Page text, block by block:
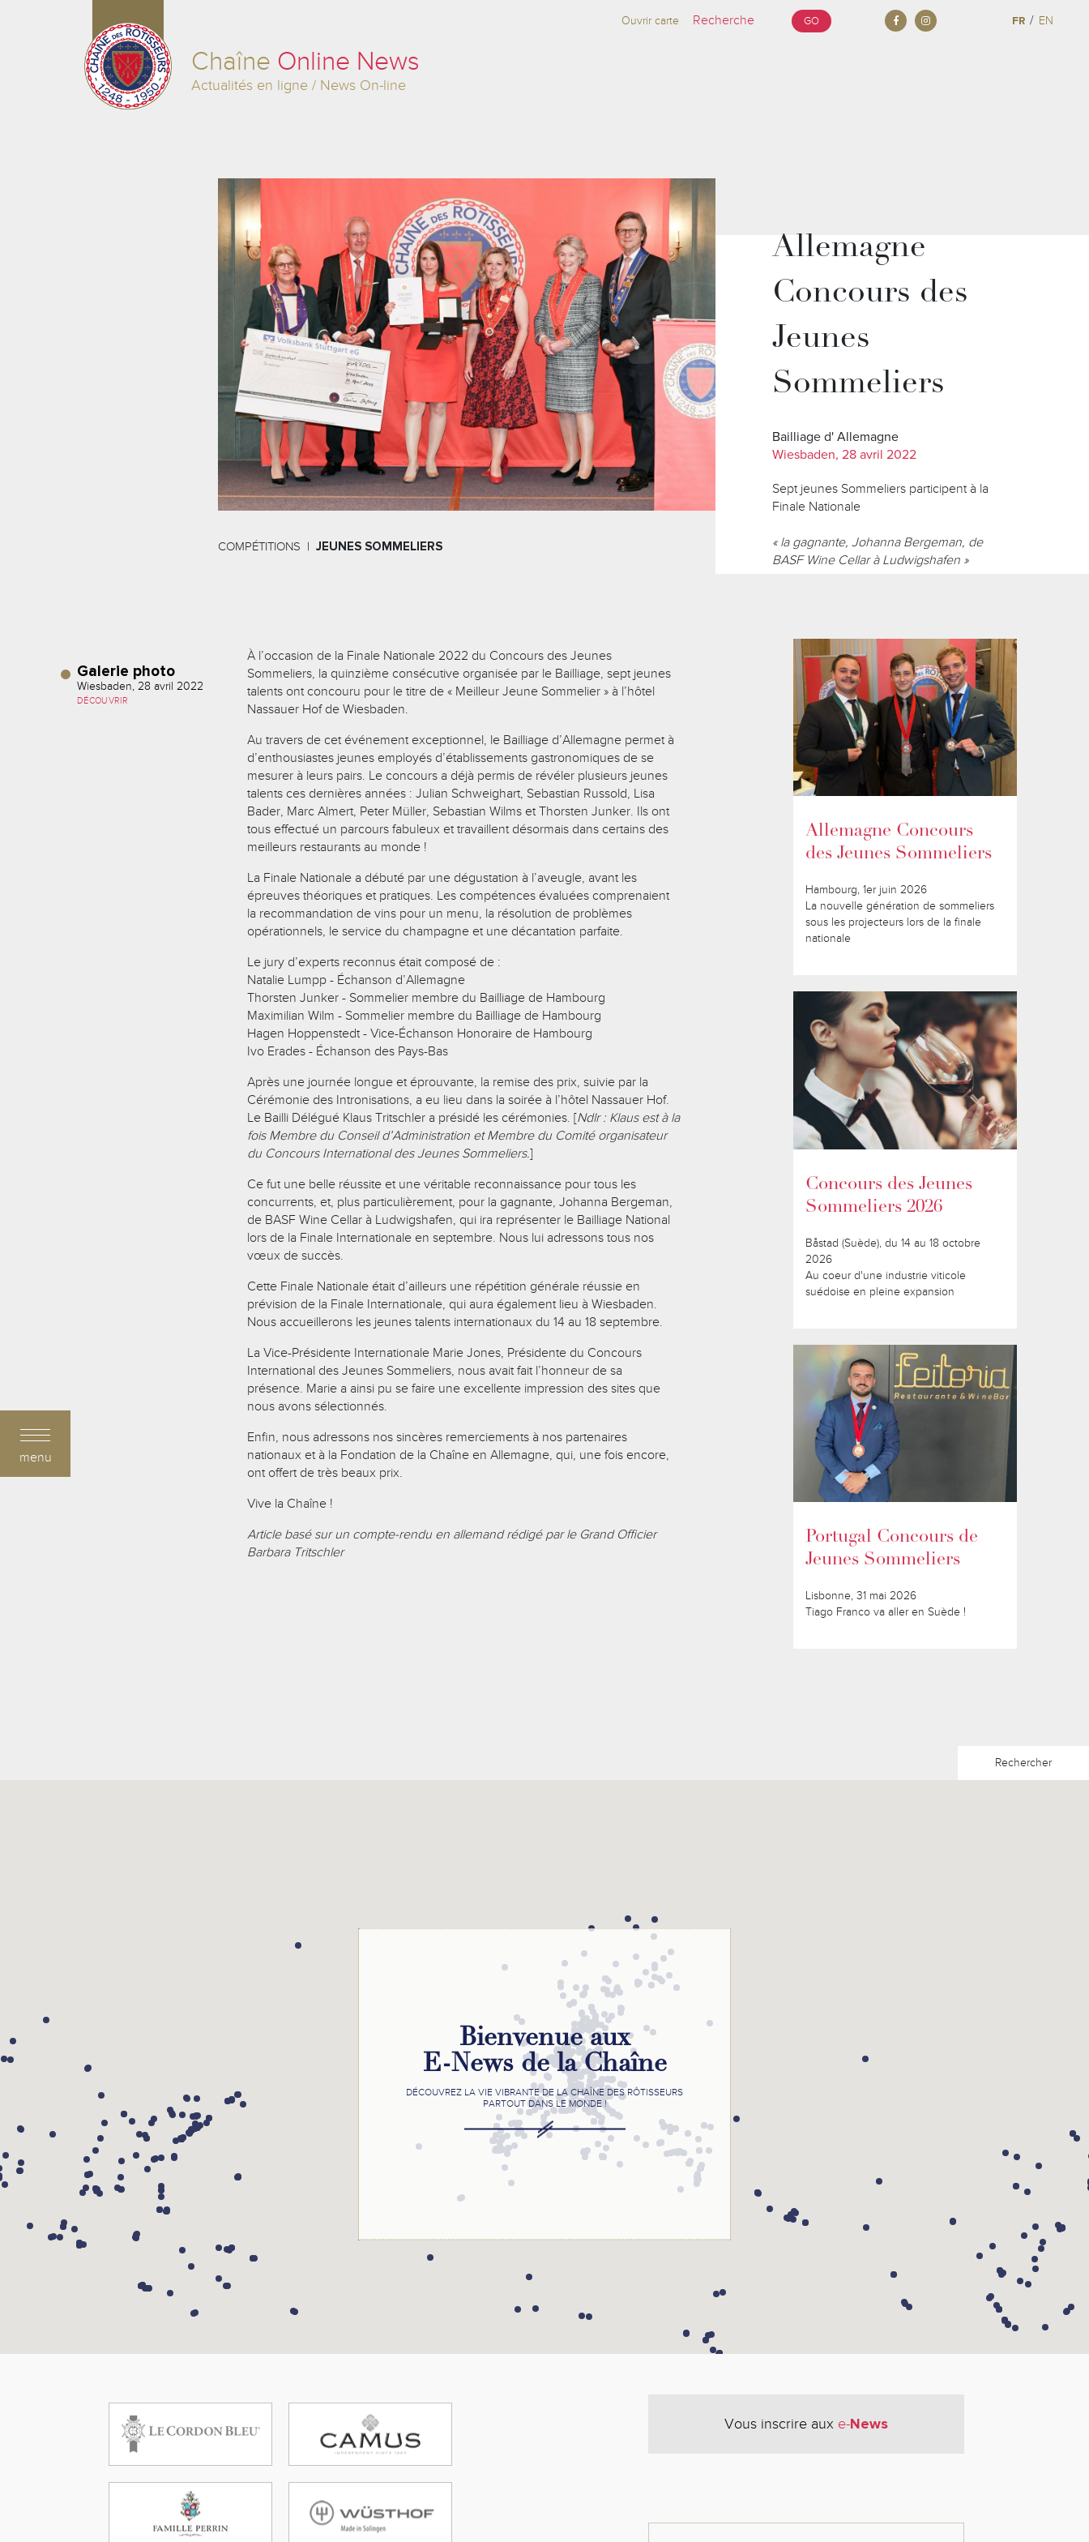
Chaîne Online News
Actualités en ligne / News On-line
Ouvrir carte GO FR / EN
menu
COMPÉTITIONS JEUNES SOMMELIERS
Allemagne
Concours des
Jeunes
Sommeliers
Bailliage d' Allemagne
Wiesbaden, 28 avril 2022
Sept jeunes Sommeliers participent à la
Finale Nationale
« la gagnante, Johanna Bergeman, de
BASF Wine Cellar à Ludwigshafen »
Galerie photo
Wiesbaden, 28 avril 2022
DÉCOUVRIR
À l’occasion de la Finale Nationale 2022 du Concours des Jeunes
Sommeliers, la quinzième consécutive organisée par le Bailliage, sept jeunes
talents ont concouru pour le titre de « Meilleur Jeune Sommelier » à l’hôtel
Nassauer Hof de Wiesbaden.
Au travers de cet événement exceptionnel, le Bailliage d’Allemagne permet à
d’enthousiastes jeunes employés d’établissements gastronomiques de se
mesurer à leurs pairs. Le concours a déjà permis de révéler plusieurs jeunes
talents ces dernières années : Julian Schweighart, Sebastian Russold, Lisa
Bader, Marc Almert, Peter Müller, Sebastian Wilms et Thorsten Junker. Ils ont
tous effectué un parcours fabuleux et travaillent désormais dans certains des
meilleurs restaurants au monde !
La Finale Nationale a débuté par une dégustation à l’aveugle, avant les
épreuves théoriques et pratiques. Les compétences évaluées comprenaient
la recommandation de vins pour un menu, la résolution de problèmes
opérationnels, le service du champagne et une décantation parfaite.
Le jury d’experts reconnus était composé de :
Natalie Lumpp - Échanson d’Allemagne
Thorsten Junker - Sommelier membre du Bailliage de Hambourg
Maximilian Wilm - Sommelier membre du Bailliage de Hambourg
Hagen Hoppenstedt - Vice-Échanson Honoraire de Hambourg
Ivo Erades - Échanson des Pays-Bas
Après une journée longue et éprouvante, la remise des prix, suivie par la
Cérémonie des Intronisations, a eu lieu dans la soirée à l’hôtel Nassauer Hof.
Le Bailli Délégué Klaus Tritschler a présidé les cérémonies. [Ndlr : Klaus est à la
fois Membre du Conseil d’Administration et Membre du Comité organisateur
du Concours International des Jeunes Sommeliers.]
Ce fut une belle réussite et une véritable reconnaissance pour tous les
concurrents, et, plus particulièrement, pour la gagnante, Johanna Bergeman,
de BASF Wine Cellar à Ludwigshafen, qui ira représenter le Bailliage National
lors de la Finale Internationale en septembre. Nous lui adressons tous nos
vœux de succès.
Cette Finale Nationale était d’ailleurs une répétition générale réussie en
prévision de la Finale Internationale, qui aura également lieu à Wiesbaden.
Nous accueillerons les jeunes talents internationaux du 14 au 18 septembre.
La Vice-Présidente Internationale Marie Jones, Présidente du Concours
International des Jeunes Sommeliers, nous avait fait l’honneur de sa
présence. Marie a ainsi pu se faire une excellente impression des sites que
nous avons sélectionnés.
Enfin, nous adressons nos sincères remerciements à nos partenaires
nationaux et à la Fondation de la Chaîne en Allemagne, qui, une fois encore,
ont offert de très beaux prix.
Vive la Chaîne !
Article basé sur un compte-rendu en allemand rédigé par le Grand Officier
Barbara Tritschler
Allemagne Concours
des Jeunes Sommeliers
Hambourg, 1er juin 2026
La nouvelle génération de sommeliers
sous les projecteurs lors de la finale
nationale
Concours des Jeunes
Sommeliers 2026
Båstad (Suède), du 14 au 18 octobre
2026
Au coeur d'une industrie viticole
suédoise en pleine expansion
Portugal Concours de
Jeunes Sommeliers
Lisbonne, 31 mai 2026
Tiago Franco va aller en Suède !
Rechercher
Vous inscrire aux e-News